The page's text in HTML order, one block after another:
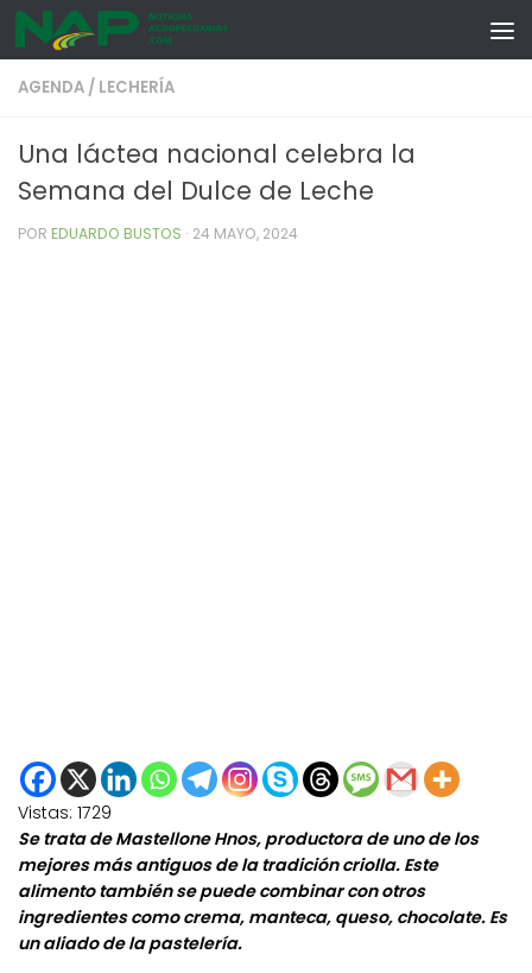
Skip to content
AGENDA / LECHERÍA
Una láctea nacional celebra la
Semana del Dulce de Leche
POR EDUARDO BUSTOS · 24 MAYO, 2024
Vistas: 1729
Se trata de Mastellone Hnos, productora de uno de los
mejores más antiguos de la tradición criolla. Este
alimento también se puede combinar con otros
ingredientes como crema, manteca, queso, chocolate. Es
un aliado de la pastelería.